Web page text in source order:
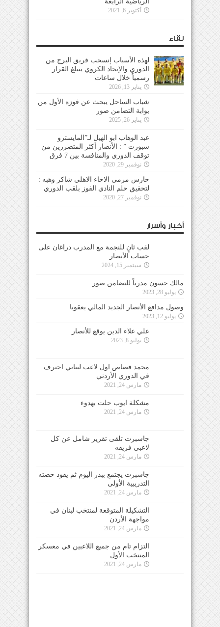
أكتوبر 6, 2021
لقاء
لهذه الأسباب إنسحب فريق البرج من
الدوري والإتحاد الكروي يتبلغ القرار
رسمياً خلال ساعات
يناير 13, 2026
شباب الساحل يبحث عن فوزه الأول من
بوابة التضامن صور
يناير 26, 2025
عبد الوهاب ابو الهيل لـ”المايسترو
سبورت ” : الأنصار أكثر المتضررين من
توقف الدوري والمنافسة بين 7 فرق
نوفمبر 29, 2020
حارس مرمى الاخاء الاهلي شاكر وهبه :
لتحقيق حلم النادي الفوز بلقب الدوري
نوفمبر 27, 2020
أخبار وأسرار
لقب ثانٍ للنجمة مع المدرب دراغان على
حساب الأنصار
سبتمبر 15, 2024
مالك حسون مدرباً للتضامن صور
يوليو 28, 2023
وصول مدافع الأنصار الجديد المالي يعقوبا
يوليو 12, 2023
علي علاء الدين يوقع للأنصار
يوليو 8, 2023
محمد قصاص اول لاعب لبناني احترف
في الدوري الأردني
مارس 24, 2021
مشكلة ايوب حلت بهدوء
مارس 24, 2021
جاسبرت تلقى تقرير شامل عن كل
لاعبي فريقه
مارس 24, 2021
جاسبرت يجتمع ببدر اليوم ثم يقود حصته
التدريبية الأولى
مارس 24, 2021
التشكيلة المتوقعة لمنتخب لبنان في
مواجهة الأردن
مارس 24, 2021
التزام تام من جميع اللاعبين في معسكر
المنتخب الأول
مارس 24, 2021